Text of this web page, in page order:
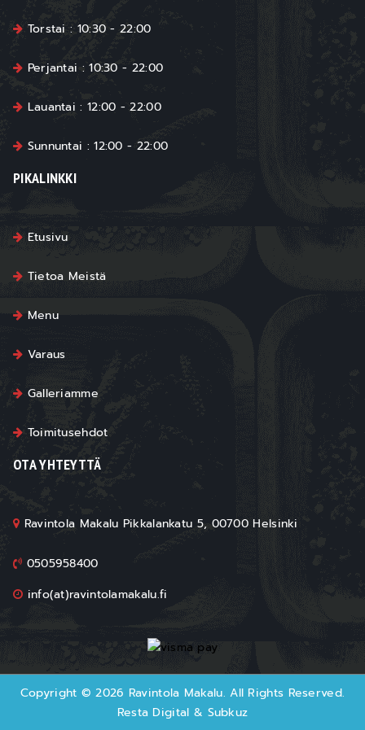
Torstai : 10:30 - 22:00
Perjantai : 10:30 - 22:00
Lauantai : 12:00 - 22:00
Sunnuntai : 12:00 - 22:00
PIKALINKKI
Etusivu
Tietoa Meistä
Menu
Varaus
Galleriamme
Toimitusehdot
OTA YHTEYTTÄ
Ravintola Makalu Pikkalankatu 5, 00700 Helsinki
0505958400
info(at)ravintolamakalu.fi
Copyright © 2026 Ravintola Makalu. All Rights Reserved.
Resta Digital & Subkuz